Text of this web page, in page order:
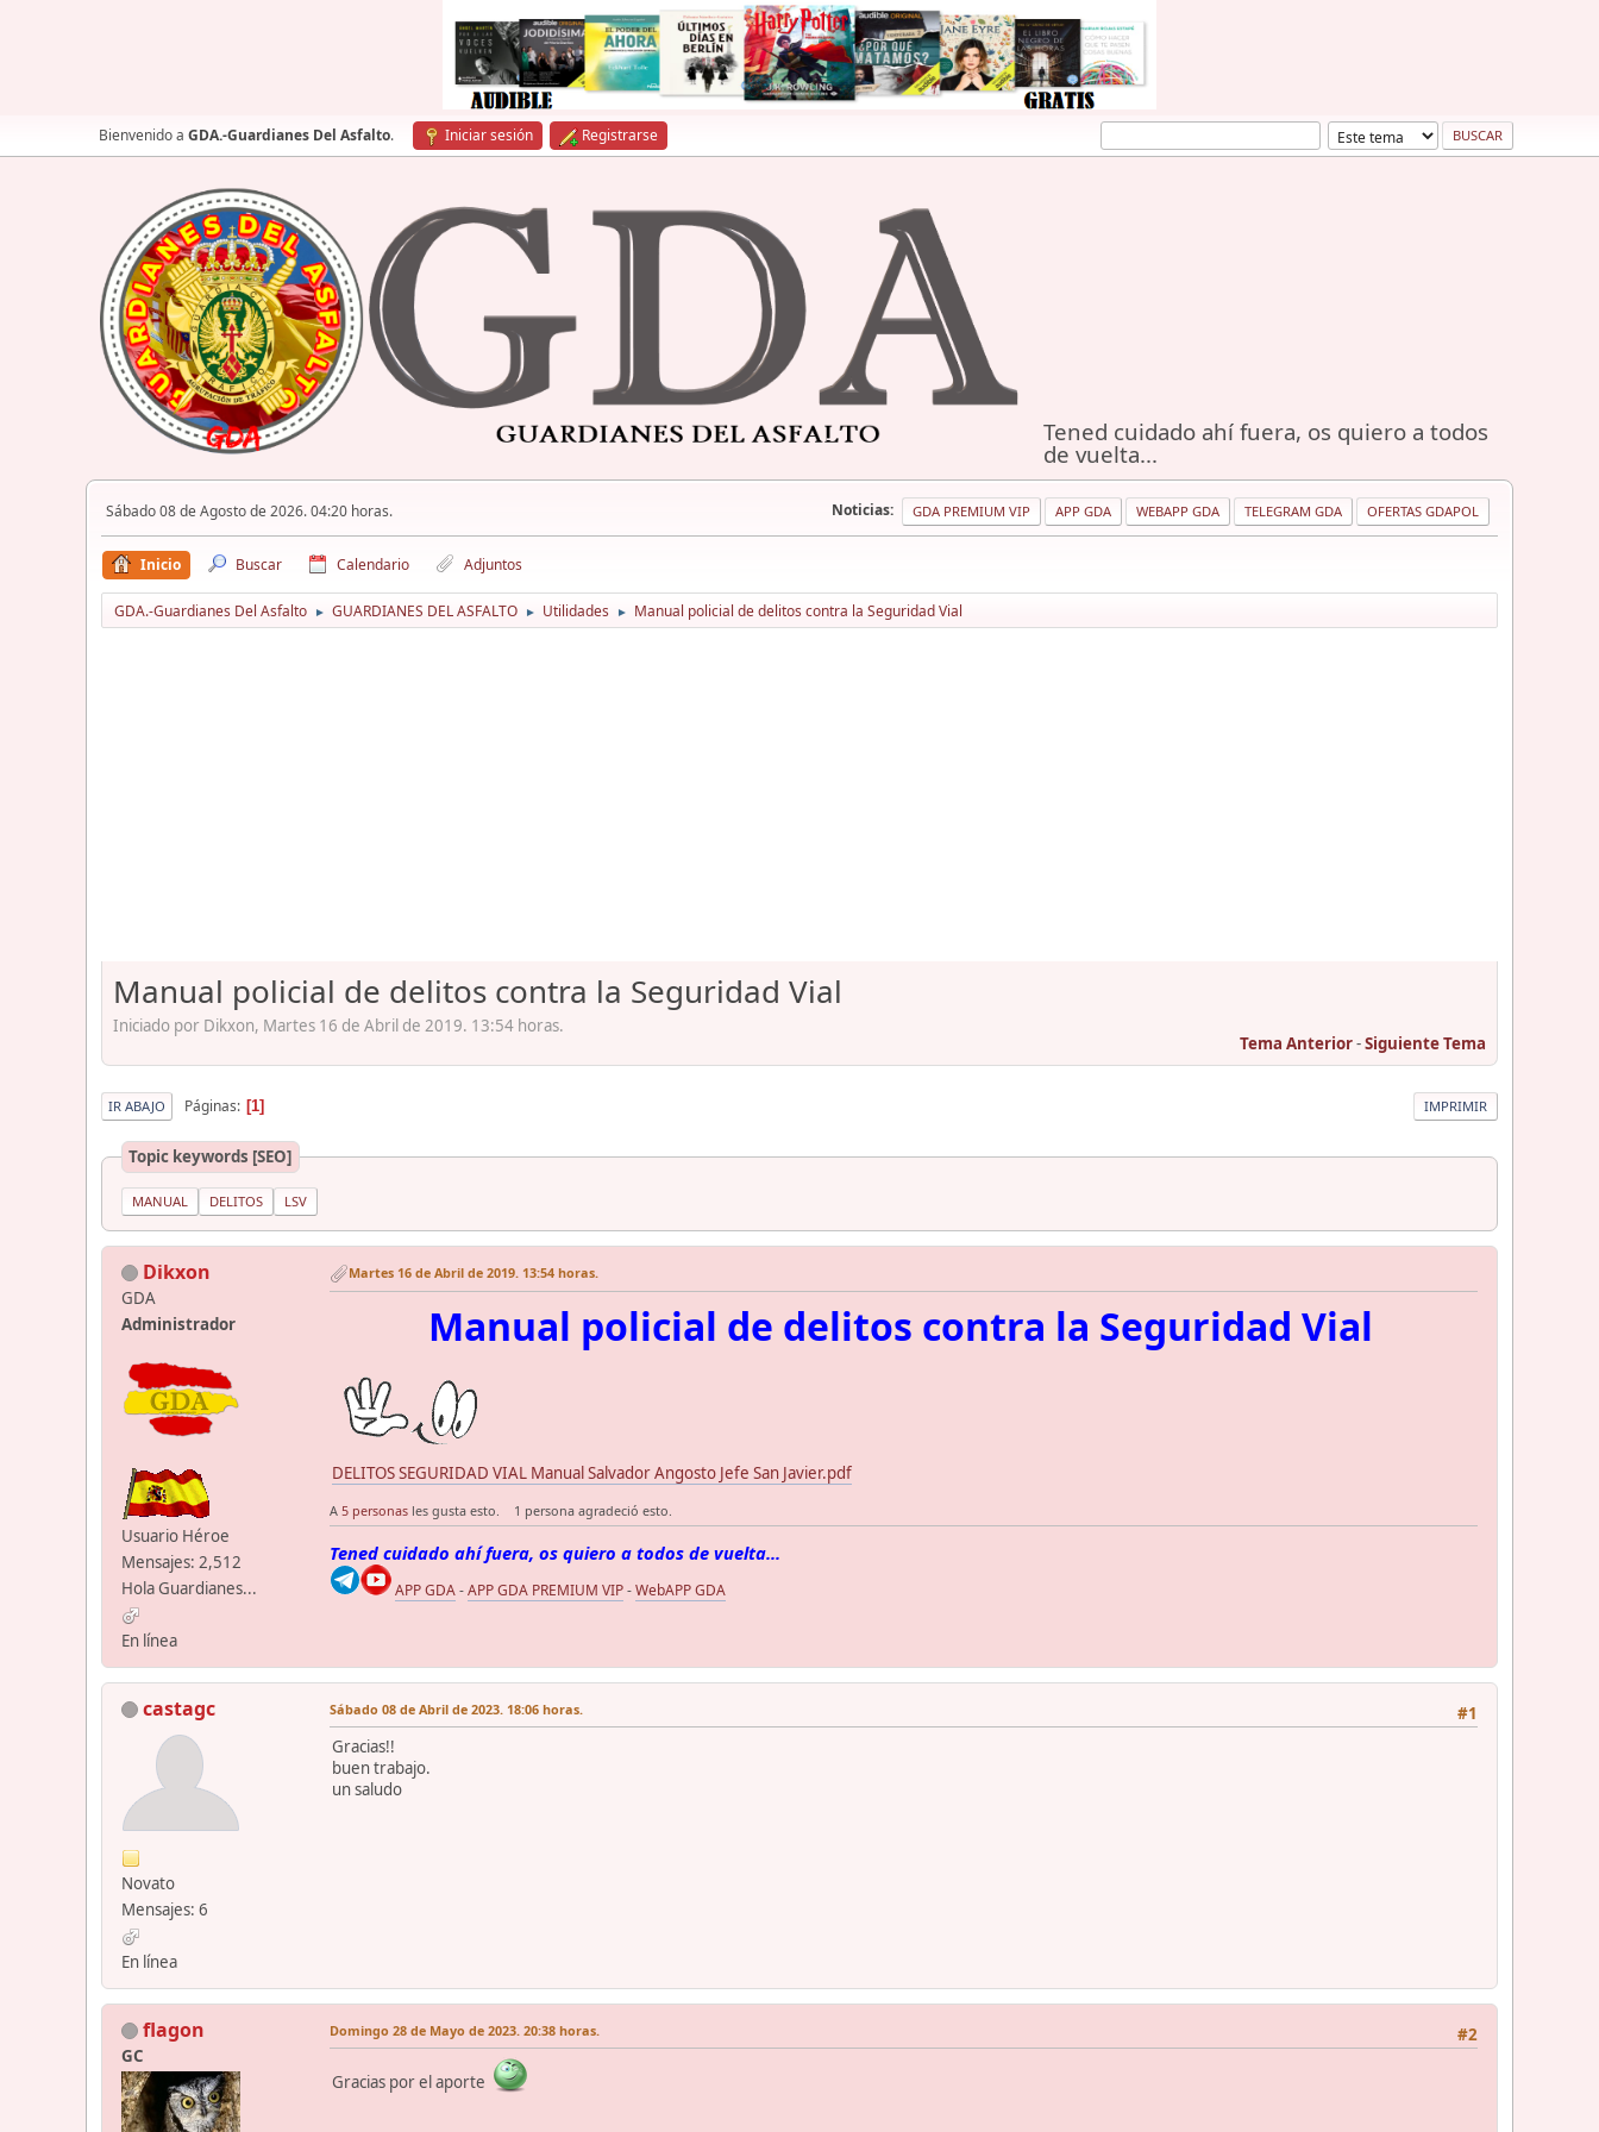
Bienvenido a GDA.-Guardianes Del Asfalto. Iniciar sesión Registrarse
Tened cuidado ahí fuera, os quiero a todos
de vuelta...
Sábado 08 de Agosto de 2026. 04:20 horas. Noticias: GDA PREMIUM VIP APP GDA WEBAPP GDA TELEGRAM GDA OFERTAS GDAPOL
Inicio Buscar Calendario Adjuntos
GDA.-Guardianes Del Asfalto ► GUARDIANES DEL ASFALTO ► Utilidades ► Manual policial de delitos contra la Seguridad Vial
Manual policial de delitos contra la Seguridad Vial
Iniciado por Dikxon, Martes 16 de Abril de 2019. 13:54 horas.
Tema Anterior-Siguiente Tema
IMPRIMIR
IR ABAJO Páginas 1
Topic keywords [SEO]
MANUAL DELITOS LSV
Dikxon
GDA
Administrador
Usuario Héroe
Mensajes: 2,512
Hola Guardianes...
En línea
Martes 16 de Abril de 2019. 13:54 horas.
Manual policial de delitos contra la Seguridad Vial
DELITOS SEGURIDAD VIAL Manual Salvador Angosto Jefe San Javier.pdf
A 5 personas les gusta esto. 1 persona agradeció esto.
Tened cuidado ahí fuera, os quiero a todos de vuelta...
APP GDA-APP GDA PREMIUM VIP-WebAPP GDA
castagc
Novato
Mensajes: 6
En línea
#1
Sábado 08 de Abril de 2023. 18:06 horas.
Gracias!!
buen trabajo.
un saludo
flagon
GC
#2
Domingo 28 de Mayo de 2023. 20:38 horas.
Gracias por el aporte